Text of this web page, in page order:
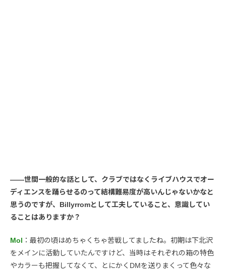
――世間一般的な話として、クラブではなくライブハウスでオー
ディエンスを踊らせるのって結構難易度が高いんじゃないかなと
思うのですが、Billyrromとして工夫していること、意識してい
ることはありますか？
Mol ：最初の頃はめちゃくちゃ苦戦してましたね。初期は下北沢
をメインに活動していたんですけど、当時はそれぞれの箱の特色
やカラーも把握してなくて、とにかくDMを送りまくって色々な